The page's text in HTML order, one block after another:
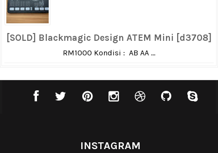
[SOLD] Blackmagic Design ATEM Mini [d3708]
RM1000 Kondisi : AB AA ...
INSTAGRAM